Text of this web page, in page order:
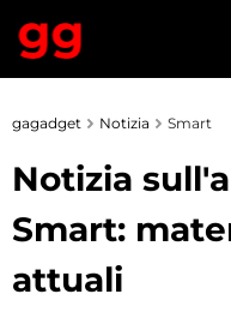
gagadget Notizia Smart
Notizia
Smart:
attuali